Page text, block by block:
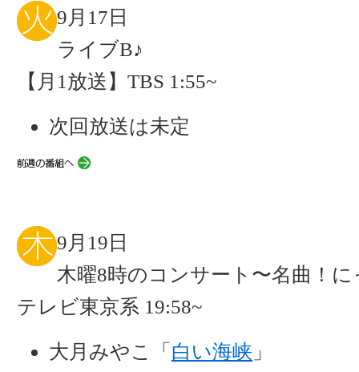
9月17日
ライブB♪
【月1放送】TBS 1:55~
次回放送は未定
9月19日
木曜8時のコンサート〜名曲！
テレビ東京系 19:58~
大月みやこ「 白い海峡 」